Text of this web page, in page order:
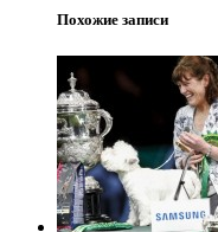
Похожие записи